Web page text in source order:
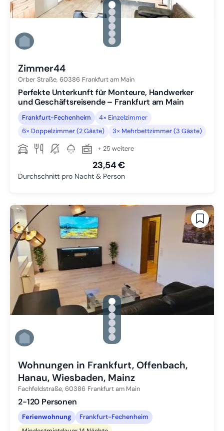
gallery.slide_selector
Zu Slide 1 wechseln
Zu Slide 2 wechseln
Zu Slide 3 wechseln
Zu Slide 4 wechseln
Zu Slide 5 wechseln
Zu Slide 6 wechseln
Zimmer44
Orber Straße, 60386 Frankfurt am Main
Perfekte Unterkunft für Monteure, Handwerker
und Geschäftsreisende – Frankfurt am Main
Frankfurt-Fechenheim
4× Einzelzimmer
6× Doppelzimmer (2 Gäste)
3× Mehrbettzimmer (3 Gäste)
+ 25 weitere
23,54 €
Durchschnitt pro Nacht & Person
gallery.slide_selector
Zu Slide 1 wechseln
Zu Slide 2 wechseln
Zu Slide 3 wechseln
Zu Slide 4 wechseln
Zu Slide 5 wechseln
Zu Slide 6 wechseln
Wohnungen in Frankfurt, Offenbach,
Hanau, Wiesbaden, Mainz
Fachfeldstraße, 60386 Frankfurt am Main
2-120 Personen
Ferienwohnung
Frankfurt-Fechenheim